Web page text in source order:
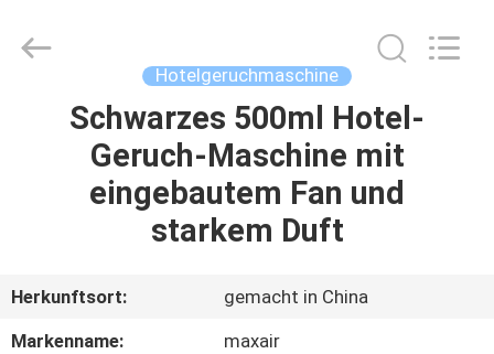
HAUS
PRODUKTE
UNS
Hotelgeruchmaschine
Schwarzes 500ml Hotel-
Geruch-Maschine mit
eingebautem Fan und
starkem Duft
Herkunftsort:
gemacht in China
Markenname:
maxair